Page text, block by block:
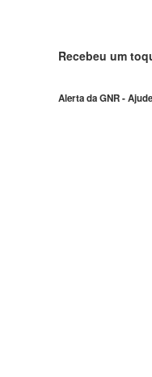
Recebeu um
Alerta da GNR -